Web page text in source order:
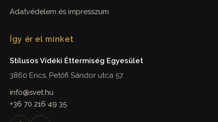
Adatvédelem és impresszum
Így ér el minket
Stílusos Vidéki Éttermiség Egyesület
3860 Encs, Petőfi Sándor utca 57.
info@svet.hu
+36 70 216 49 35